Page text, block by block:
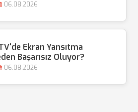
06.08.2026
Ekran Yansıtma
Başarısız Oluyor?
06.08.2026